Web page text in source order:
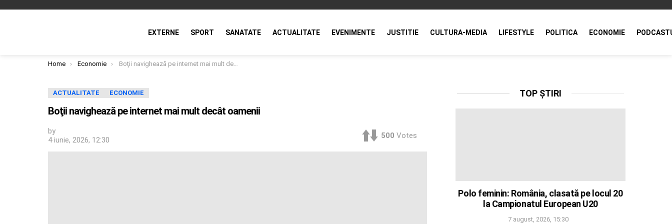
EXTERNE SPORT SANATATE ACTUALITATE EVENIMENTE JUSTITIE CULTURA-MEDIA LIFESTYLE POLITICA ECONOMIE
You are here:
Home Economie Boţii navighează pe internet mai mult decât oamenii
ACTUALITATE ECONOMIE
Boţii navighează pe internet mai mult decât oamenii
by
4 iunie, 2026, 12:30
500 Votes
TOP ȘTIRI
Polo feminin: România, clasată pe locul 20
la Campionatul European U20
7 august, 2026, 15:30